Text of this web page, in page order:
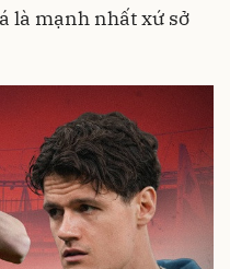
là mạnh nhất xứ sở